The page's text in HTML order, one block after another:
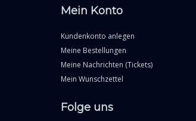
Mein Konto
Kundenkonto anlegen
Meine Bestellungen
Meine Nachrichten (Tickets)
Mein Wunschzettel
Folge uns